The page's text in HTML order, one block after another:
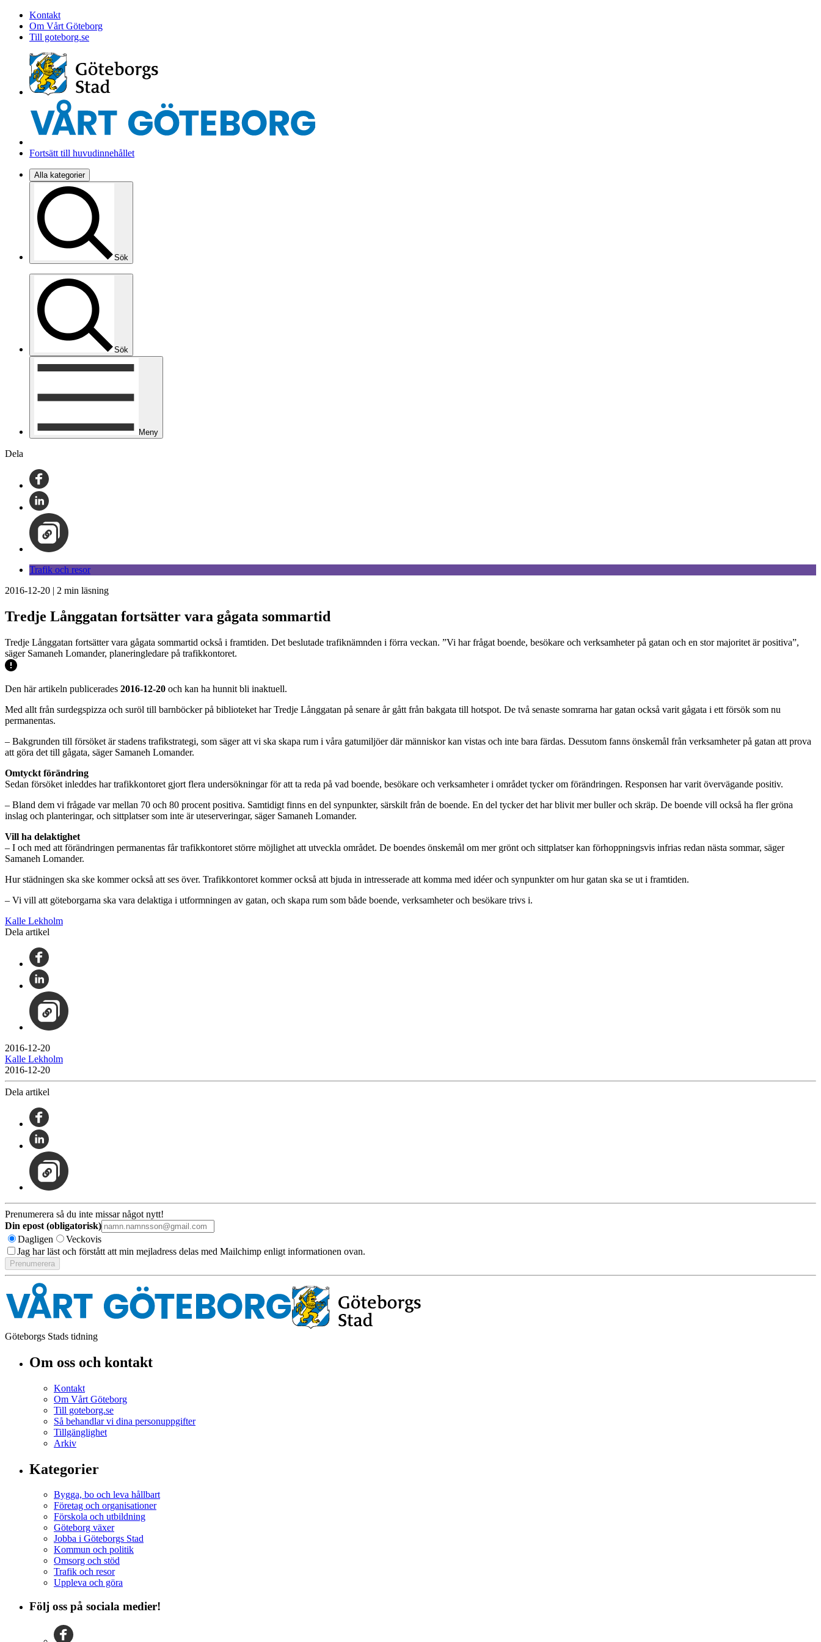
Kontakt
Om Vårt Göteborg
Till goteborg.se
Fortsätt till huvudinnehållet
Alla kategorier
Sök
Sök
Meny
Dela
Trafik och resor
2016-12-20 | 2 min läsning
Tredje Långgatan fortsätter vara gågata sommartid
Tredje Långgatan fortsätter vara gågata sommartid också i framtiden. Det beslutade trafiknämnden i förra veckan. ”Vi har frågat boende, besökare och verksamheter på gatan och en stor majoritet är positiva”,
säger Samaneh Lomander, planeringledare på trafikkontoret.
Den här artikeln publicerades 2016-12-20 och kan ha hunnit bli inaktuell.
Med allt från surdegspizza och suröl till barnböcker på biblioteket har Tredje Långgatan på senare år gått från bakgata till hotspot. De två senaste somrarna har gatan också varit gågata i ett försök som nu
permanentas.
– Bakgrunden till försöket är stadens trafikstrategi, som säger att vi ska skapa rum i våra gatumiljöer där människor kan vistas och inte bara färdas. Dessutom fanns önskemål från verksamheter på gatan att prova
att göra det till gågata, säger Samaneh Lomander.
Omtyckt förändring
Sedan försöket inleddes har trafikkontoret gjort flera undersökningar för att ta reda på vad boende, besökare och verksamheter i området tycker om förändringen. Responsen har varit övervägande positiv.
– Bland dem vi frågade var mellan 70 och 80 procent positiva. Samtidigt finns en del synpunkter, särskilt från de boende. En del tycker det har blivit mer buller och skräp. De boende vill också ha fler gröna
inslag och planteringar, och sittplatser som inte är uteserveringar, säger Samaneh Lomander.
Vill ha delaktighet
– I och med att förändringen permanentas får trafikkontoret större möjlighet att utveckla området. De boendes önskemål om mer grönt och sittplatser kan förhoppningsvis infrias redan nästa sommar, säger
Samaneh Lomander.
Hur städningen ska ske kommer också att ses över. Trafikkontoret kommer också att bjuda in intresserade att komma med idéer och synpunkter om hur gatan ska se ut i framtiden.
– Vi vill att göteborgarna ska vara delaktiga i utformningen av gatan, och skapa rum som både boende, verksamheter och besökare trivs i.
Kalle Lekholm
Dela artikel
2016-12-20
Kalle Lekholm
2016-12-20
Dela artikel
Prenumerera så du inte missar något nytt!
Din epost (obligatorisk)
Dagligen
Veckovis
Jag har läst och förstått att min mejladress delas med Mailchimp enligt informationen ovan.
Göteborgs Stads tidning
Om oss och kontakt
Kontakt
Om Vårt Göteborg
Till goteborg.se
Så behandlar vi dina personuppgifter
Tillgänglighet
Arkiv
Kategorier
Bygga, bo och leva hållbart
Företag och organisationer
Förskola och utbildning
Göteborg växer
Jobba i Göteborgs Stad
Kommun och politik
Omsorg och stöd
Trafik och resor
Uppleva och göra
Följ oss på sociala medier!